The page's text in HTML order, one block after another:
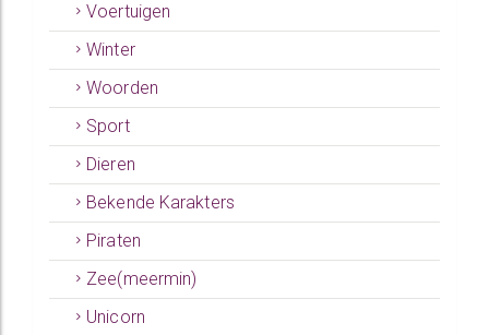
Voertuigen
Winter
Woorden
Sport
Dieren
Bekende Karakters
Piraten
Zee(meermin)
Unicorn